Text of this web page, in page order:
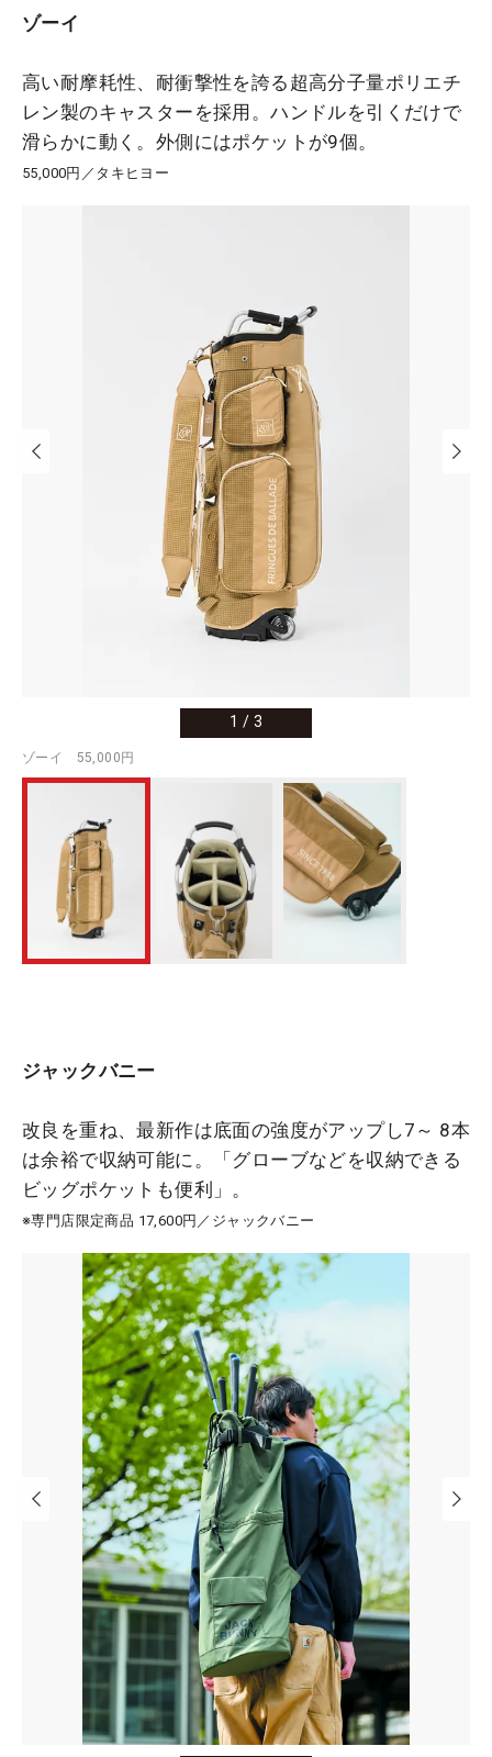
ゾーイ
高い耐摩耗性、耐衝撃性を誇る超高分子量ポリエチ
レン製のキャスターを採用。ハンドルを引くだけで
滑らかに動く。外側にはポケットが9個。
55,000円／タキヒヨー
1 / 3
ゾーイ 55,000円
ジャックバニー
改良を重ね、最新作は底面の強度がアップし7～ 8本
は余裕で収納可能に。「グローブなどを収納できる
ビッグポケットも便利」。
※専門店限定商品 17,600円／ジャックバニー